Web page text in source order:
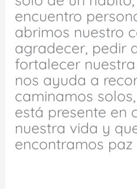
encuentro
abrimos nuestro
agradecer, pedir
fortalecer
nos ayuda a
caminamos
está presente en
nuestra vida y
encontramos